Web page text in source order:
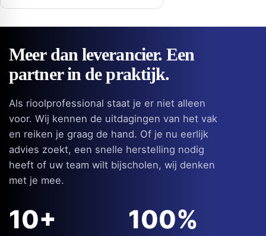
Meer dan leverancier. Een
partner in de praktijk.
Als rioolprofessional staat je er niet alleen
voor. Wij kennen de uitdagingen van het vak
en reiken je graag de hand. Of je nu eerlijk
advies zoekt, een snelle herstelling nodig
heeft of uw team wilt bijscholen, wij denken
met je mee.
10+ 100%